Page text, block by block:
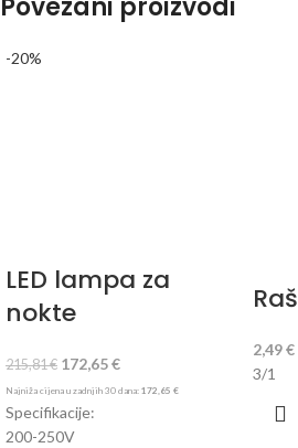
Povezani proizvodi
-20%
LED lampa za
nokte
215,81€ 172,65€
Najniža cijena u zadnjih 30 dana: 172,65 €
Specifikacije:
200-250V
2,49€
3/1